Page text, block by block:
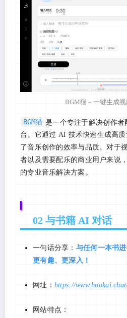
BGM猫 – 一键生成
BGM猫 是一个专注于解决创作
台。它通过 AI 技术快速生成高
了音乐创作的效率与品质。对于
者以及需要配乐的商业用户来说
的专业音乐解决方案。
02 与书籍 AI 对话
一句话分享： 与任何一本书
更有趣、更深入！
网址： https://
网站特点：